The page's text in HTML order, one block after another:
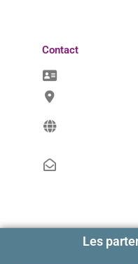
Contact
Les